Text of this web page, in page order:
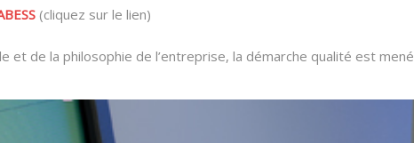
(cliquez sur le lien)
et de la philosophie de l’entreprise, la démarche qualité est